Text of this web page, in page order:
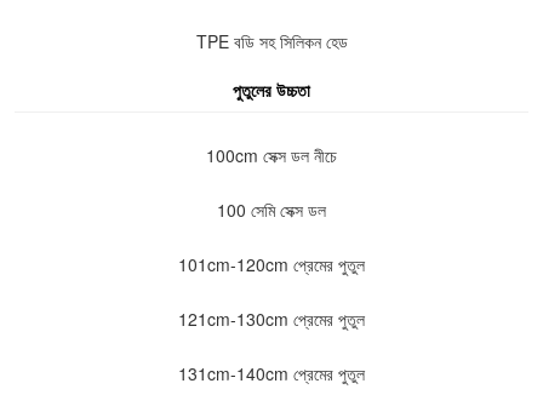
TPE বডি সহ সিলিকন হেড
পুতুলের উচ্চতা
100cm সেক্স ডল নীচে
100 সেমি সেক্স ডল
101cm-120cm প্রেমের পুতুল
121cm-130cm প্রেমের পুতুল
131cm-140cm প্রেমের পুতুল